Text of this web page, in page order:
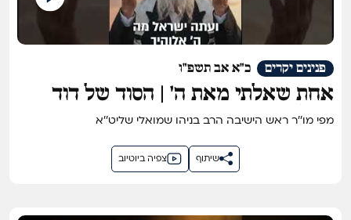
כ"א אב תשפ"ו פנינים יקרים
אחת שאלתי מאת ה' | הסוד של דוד
המלך
מפי מו''ר ראש הישיבה הרב בניהו שמואלי שליט''א
צפיה ביוטיוב שיתוף